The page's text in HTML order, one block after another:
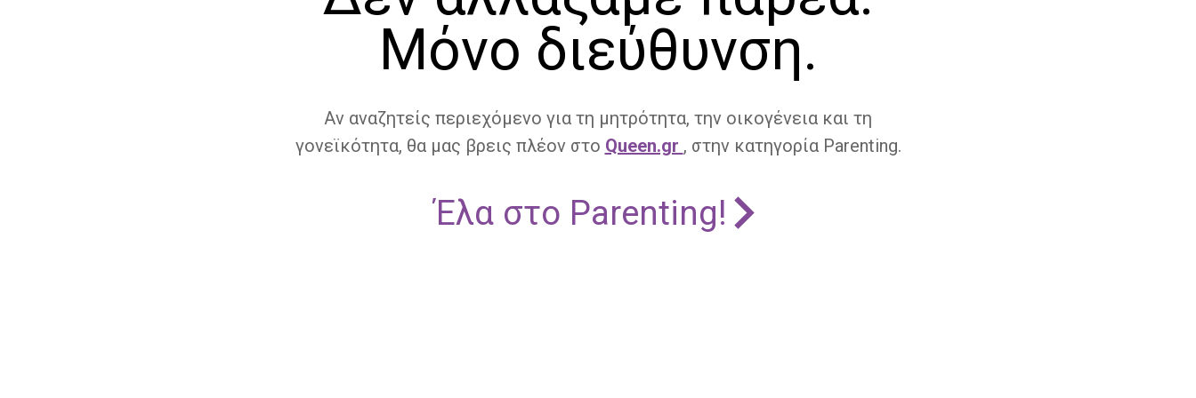
Μόνο διεύθυνση.
Αν αναζητείς περιεχόμενο για τη μητρότητα, την οικογένεια και τη
γονεϊκότητα, θα μας βρεις πλέον στο Queen.gr , στην κατηγορία Parenting.
Έλα στο Parenting!